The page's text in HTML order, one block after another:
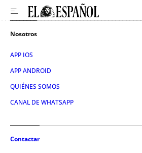
Nosotros
APP IOS
APP ANDROID
QUIÉNES SOMOS
CANAL DE WHATSAPP
Contactar